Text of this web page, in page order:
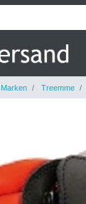
Marken Treemme